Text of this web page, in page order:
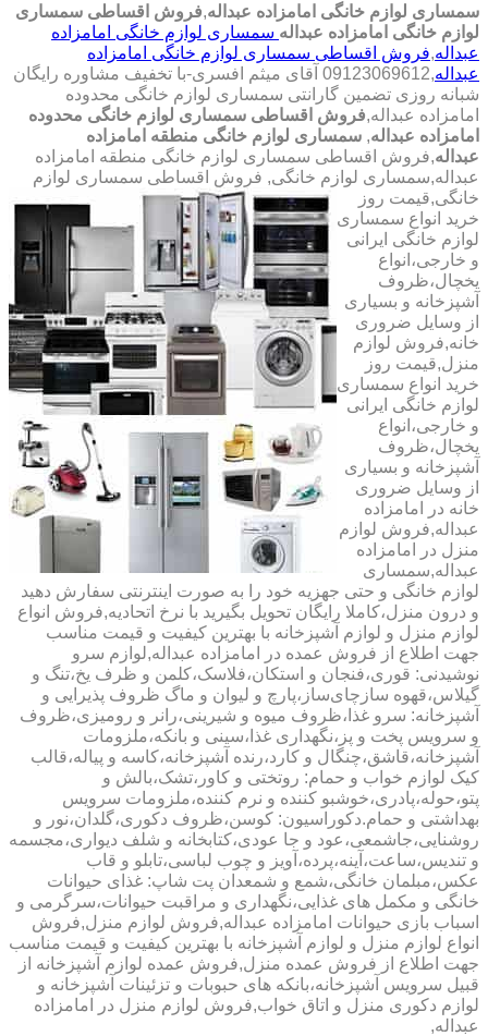
سمساری لوازم خانگی امامزاده عبداله,فروش اقساطی سمساری
لوازم خانگی امامزاده عبداله سمساری لوازم خانگی امامزاده
عبداله,فروش اقساطی سمساری لوازم خانگی امامزاده
عبداله
,09123069612 آقای میثم افسری-با تخفیف مشاوره رایگان
شبانه روزی تضمین گارانتی سمساری لوازم خانگی محدوده
امامزاده عبداله,فروش اقساطی سمساری لوازم خانگی محدوده
امامزاده عبداله, سمساری لوازم خانگی منطقه امامزاده
عبداله,فروش اقساطی سمساری لوازم خانگی منطقه امامزاده
عبداله,سمساری لوازم خانگی, فروش اقساطی سمساری لوازم
خانگی,قیمت روز
خرید انواع سمساری
لوازم خانگی ایرانی
و خارجی،انواع
یخچال،ظروف
آشپزخانه و بسیاری
از وسایل ضروری
خانه,فروش لوازم
منزل,قیمت روز
خرید انواع سمساری
لوازم خانگی ایرانی
و خارجی،انواع
یخچال،ظروف
آشپزخانه و بسیاری
از وسایل ضروری
خانه در امامزاده
عبداله,فروش لوازم
منزل در امامزاده
عبداله,سمساری
لوازم خانگی و حتی جهزیه خود را به صورت اینترنتی سفارش دهید
و درون منزل،کاملا رایگان تحویل بگیرید با نرخ اتحادیه,فروش انواع
لوازم منزل و لوازم آشپزخانه با بهترین کیفیت و قیمت مناسب
جهت اطلاع از فروش عمده در امامزاده عبداله,لوازم سرو
نوشیدنی: قوری،فنجان و استکان،فلاسک،کلمن و ظرف یخ،تنگ و
گیلاس،قهوه سازچای‌ساز،پارچ و لیوان و ماگ ظروف پذیرایی و
آشپزخانه: سرو غذا،ظروف میوه و شیرینی،رانر و رومیزی،ظروف
و سرویس پخت و پز،نگهداری غذا،سینی و بانکه،ملزومات
آشپزخانه،قاشق،چنگال و کارد،رنده آشپزخانه،کاسه و پیاله،قالب
کیک لوازم خواب و حمام: روتختی و کاور،تشک،بالش و
پتو،حوله،پادری،خوشبو کننده و نرم کننده،ملزومات سرویس
بهداشتی و حمام.دکوراسیون: کوسن،ظروف دکوری،گلدان،نور و
روشنایی،جاشمعی،عود و جا عودی،کتابخانه و شلف دیواری،مجسمه
و تندیس،ساعت،آینه،پرده،آویز و چوب لباسی،تابلو و قاب
عکس،مبلمان خانگی،شمع و شمعدان پت شاپ: غذای حیوانات
خانگی و مکمل های غذایی،نگهداری و مراقبت حیوانات،سرگرمی و
اسباب بازی حیوانات امامزاده عبداله,فروش لوازم منزل,فروش
انواع لوازم منزل و لوازم آشپزخانه با بهترین کیفیت و قیمت مناسب
جهت اطلاع از فروش عمده منزل,فروش عمده لوازم آشپزخانه از
قبیل سرویس آشپزخانه،بانکه های حبوبات و تزئینات آشپزخانه و
لوازم دکوری منزل و اتاق خواب,فروش لوازم منزل در امامزاده
عبداله,